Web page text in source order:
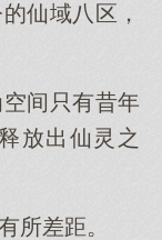
仙域八区，
间只有昔年
放出仙灵之
所差距。